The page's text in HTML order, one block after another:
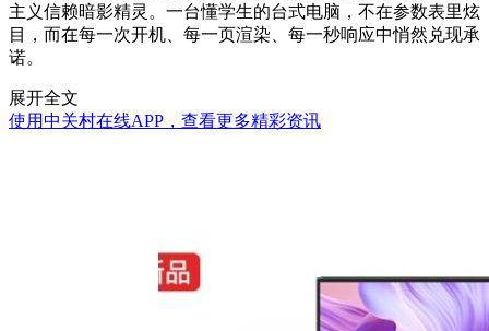
主义信赖暗影精灵。一台懂学生的台式电脑，不在参数表里炫
目，而在每一次开机、每一页渲染、每一秒响应中悄然兑现承
诺。
展开全文
使用中关村在线APP，查看更多精彩资讯